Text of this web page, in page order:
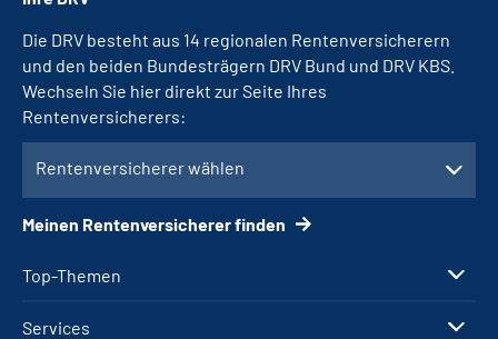
Top-Themen
Services
Die DRV besteht aus 14 regionalen Rentenversicherern
und den beiden Bundesträgern DRV Bund und DRV KBS.
Wechseln Sie hier direkt zur Seite Ihres
Rentenversicherers:
Rentenversicherer wählen
Meinen Rentenversicherer finden